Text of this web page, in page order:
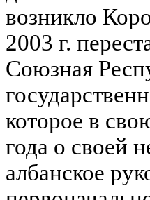
возникло
2003 г.
Союзная
которое в
года о своей
албанское